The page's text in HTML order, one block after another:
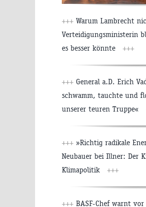
+++ Warum Lambrecht
Verteidigungsministerin
es besser könnte
+++
+++ General a.D. Erich
schwamm, tauchte und
unserer teuren Truppe«
+++ »Richtig radikale
Neubauer bei Illner: Der
Klimapolitik
+++
+++ BASF-Chef warnt